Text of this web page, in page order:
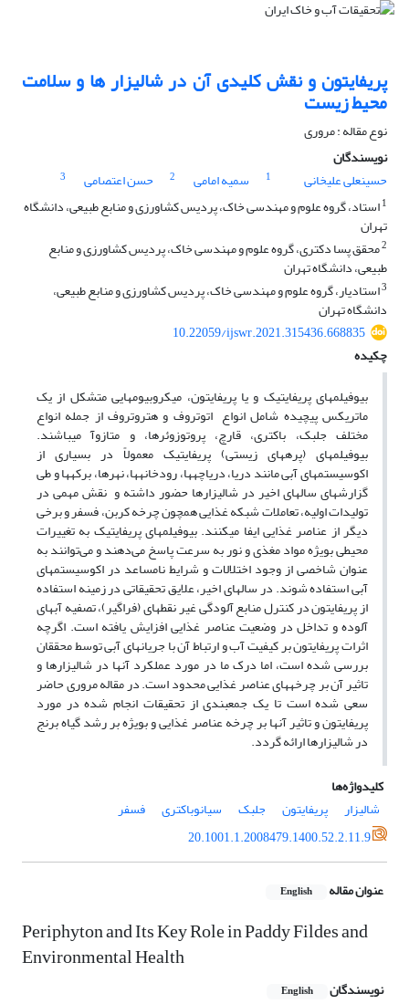
پریفایتون و نقش کلیدی آن در شالیزار ها و سلامت
محیط زیست
نوع مقاله : مروری
نویسندگان
حسینعلی علیخانی
1 سمیه امامی 2 حسن اعتصامی
3
1استاد، گروه علوم و مهندسی خاک، پردیس کشاورزی و منابع طبیعی، دانشگاه
تهران
2محقق پسا دکتری، گروه علوم و مهندسی خاک، پردیس کشاورزی و منابع
طبیعی، دانشگاه تهران
3استادیار، گروه علوم و مهندسی خاک، پردیس کشاورزی و منابع طبیعی،
دانشگاه تهران
10.22059/ijswr.2021.315436.668835
چکیده
بیوفیلم‏های پریفایتیک و یا پریفایتون، میکروبیوم‏هایی متشکل از یک
ماتریکس پیچیده شامل انواع اتوتروف و هتروتروف از جمله انواع
مختلف جلبک، باکتری، قارچ، پروتوزوئرها، و متازوآ می‏باشند.
بیوفیلم‏های (پره‏های زیستی) پریفایتیک معمولاً در بسیاری از
اکوسیستم‏های آبی مانند دریا، دریاچه‏ها، رودخانه‎ها، نهرها، برکه‏ها و طی
گزارش‏های سال‏های اخیر در شالیزارها حضور داشته و نقش مهمی در
تولیدات اولیه، تعاملات شبکه غذایی همچون چرخه کربن، فسفر و برخی
دیگر از عناصر غذایی ایفا می‎کنند. بیوفیلم‏های پریفایتیک به تغییرات
محیطی بویژه مواد مغذی و نور به سرعت پاسخ می‌دهند و می‌توانند به
عنوان شاخصی از وجود اختلالات و شرایط نامساعد در اکوسیستم‎های
آبی استفاده شوند. در سال‏های اخیر، علایق تحقیقاتی در زمینه استفاده
از پریفایتون در کنترل منابع آلودگی غیر نقطه‎ای (فراگیر)، تصفیه آب‎های
آلوده و تداخل در وضعیت عناصر غذایی افزایش یافته است. اگرچه
اثرات پریفایتون بر کیفیت آب و ارتباط آن با جریان‏های آبی توسط محققان
بررسی شده است، اما درک ما در مورد عملکرد آن‏ها در شالیزارها و
تاثیر آن بر چرخه‎های عناصر غذایی محدود است. در مقاله مروری حاضر
سعی شده است تا یک جمع‏بندی از تحقیقات انجام شده در مورد
پریفایتون و تاثیر آن‏ها بر چرخه عناصر غذایی و بویژه بر رشد گیاه برنج
در شالیزارها ارائه گردد.
کلیدواژه‌ها
شالیزار
پریفایتون جلبک سیانوباکتری
فسفر
20.1001.1.2008479.1400.52.2.11.9
عنوان مقاله English
Periphyton and Its Key Role in Paddy Fildes and
Environmental Health
نویسندگان English